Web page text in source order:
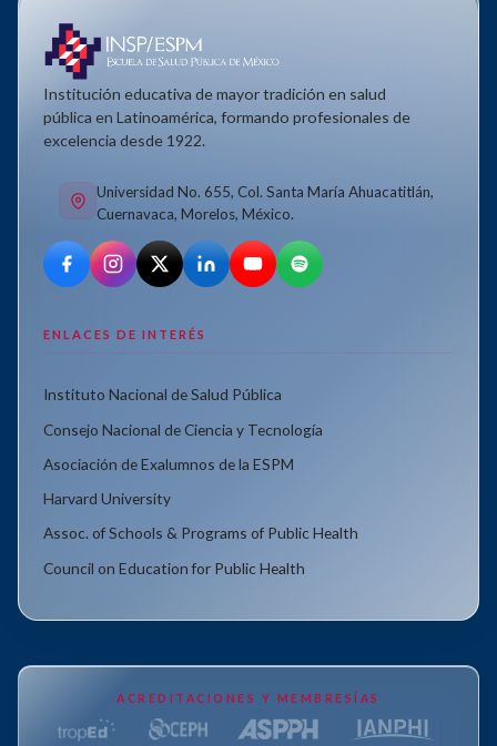
Institución educativa de mayor tradición en salud
pública en Latinoamérica, formando profesionales de
excelencia desde 1922.
Universidad No. 655, Col. Santa María Ahuacatitlán,
Cuernavaca, Morelos, México.
ENLACES DE INTERÉS
Instituto Nacional de Salud Pública
Consejo Nacional de Ciencia y Tecnología
Asociación de Exalumnos de la ESPM
Harvard University
Assoc. of Schools & Programs of Public Health
Council on Education for Public Health
ACREDITACIONES Y MEMBRESÍAS